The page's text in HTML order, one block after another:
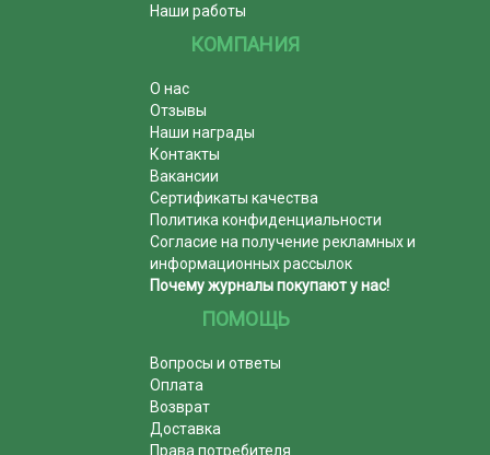
Наши работы
КОМПАНИЯ
О нас
Отзывы
Наши награды
Контакты
Вакансии
Сертификаты качества
Политика конфиденциальности
Согласие на получение рекламных и
информационных рассылок
Почему журналы покупают у нас!
ПОМОЩЬ
Вопросы и ответы
Оплата
Возврат
Доставка
Права потребителя